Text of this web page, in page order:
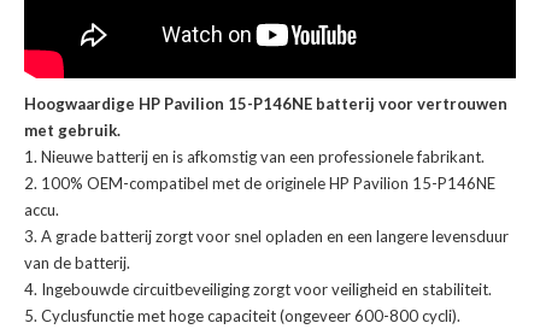
Hoogwaardige HP Pavilion 15-P146NE batterij voor vertrouwen
met gebruik.
Nieuwe batterij en is afkomstig van een professionele fabrikant.
100% OEM-compatibel met deoriginele HP Pavilion 15-P146NE
accu.
A grade batterij zorgt voor snel opladen en een langere levensduur
van de batterij.
Ingebouwde circuitbeveiliging zorgt voor veiligheid en stabiliteit.
Cyclusfunctie met hoge capaciteit (ongeveer 600-800 cycli).